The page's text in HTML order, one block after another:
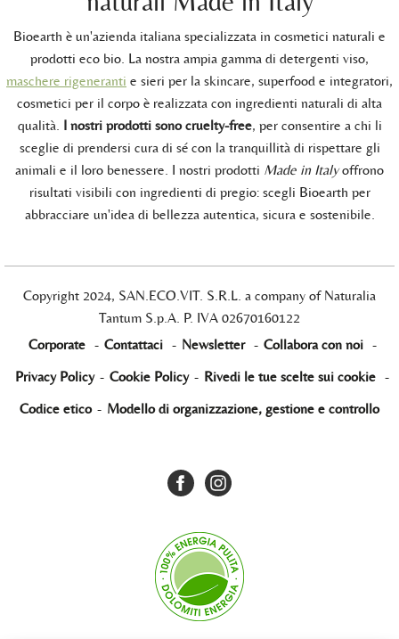
Bioearth è un'azienda italiana specializzata in cosmetici naturali e
prodotti eco bio. La nostra ampia gamma di detergenti viso,
maschere rigeneranti e sieri per la skincare, superfood e integratori,
cosmetici per il corpo è realizzata con ingredienti naturali di alta
qualità. I nostri prodotti sono cruelty-free, per consentire a chi li
sceglie di prendersi cura di sé con la tranquillità di rispettare gli
animali e il loro benessere. I nostri prodotti Made in Italyoffrono
risultati visibili con ingredienti di pregio: scegli Bioearth per
abbracciare un'idea di bellezza autentica, sicura e sostenibile.
Copyright 2024, SAN.ECO.VIT. S.R.L. a company of Naturalia
Tantum S.p.A. P. IVA 02670160122
Corporate - Contattaci - Newsletter - Collabora con noi -
Privacy Policy - Cookie Policy - Rivedi le tue scelte sui cookie -
Codice etico - Modello di organizzazione, gestione e controllo